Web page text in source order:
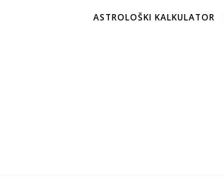
ASTROLOŠKI KALKULATOR